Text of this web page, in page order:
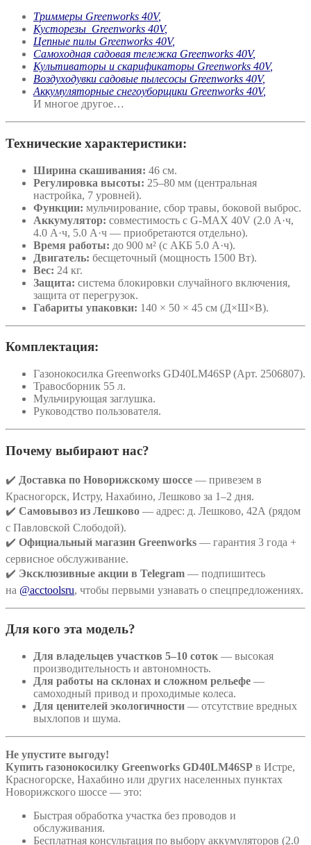
Триммеры Greenworks 40V,
Кусторезы Greenworks 40V,
Цепные пилы Greenworks 40V,
Самоходная садовая тележка Greenworks 40V,
Культиваторы и скарификаторы Greenworks 40V,
Воздуходувки садовые пылесосы Greenworks 40V,
Аккумуляторные снегоуборщики Greenworks 40V,
И многое другое…
Технические характеристики:
Ширина скашивания: 46 см.
Регулировка высоты: 25–80 мм (центральная
настройка, 7 уровней).
Функции: мульчирование, сбор травы, боковой выброс.
Аккумулятор: совместимость с G-MAX 40V (2.0 А·ч,
4.0 А·ч, 5.0 А·ч — приобретаются отдельно).
Время работы: до 900 м² (с АКБ 5.0 А·ч).
Двигатель: бесщеточный (мощность 1500 Вт).
Вес: 24 кг.
Защита: система блокировки случайного включения,
защита от перегрузок.
Габариты упаковки: 140 × 50 × 45 см (Д×Ш×В).
Комплектация:
Газонокосилка Greenworks GD40LM46SP (Арт. 2506807).
Травосборник 55 л.
Мульчирующая заглушка.
Руководство пользователя.
Почему выбирают нас?
✔️ Доставка по Новорижскому шоссе — привезем в
Красногорск, Истру, Нахабино, Лешково за 1–2 дня.
✔️ Самовывоз из Лешково — адрес: д. Лешково, 42А (рядом
с Павловской Слободой).
✔️ Официальный магазин Greenworks — гарантия 3 года +
сервисное обслуживание.
✔️ Эксклюзивные акции в Telegram — подпишитесь
на @acctoolsru, чтобы первыми узнавать о спецпредложениях.
Для кого эта модель?
Для владельцев участков 5–10 соток — высокая
производительность и автономность.
Для работы на склонах и сложном рельефе —
самоходный привод и проходимые колеса.
Для ценителей экологичности — отсутствие вредных
выхлопов и шума.
Не упустите выгоду!
Купить газонокосилку Greenworks GD40LM46SP в Истре,
Красногорске, Нахабино или других населенных пунктах
Новорижского шоссе — это:
Быстрая обработка участка без проводов и
обслуживания.
Бесплатная консультация по выбору аккумуляторов (2.0